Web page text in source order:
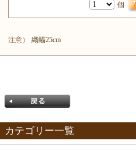
個
注意） 織幅25cm
カテゴリー一覧